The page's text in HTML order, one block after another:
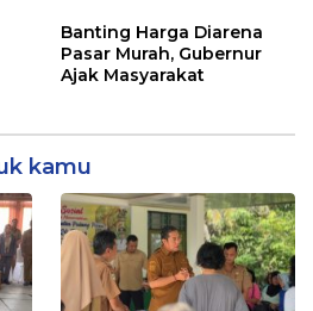
Banting Harga Diarena
Pasar Murah, Gubernur
Ajak Masyarakat
kamu